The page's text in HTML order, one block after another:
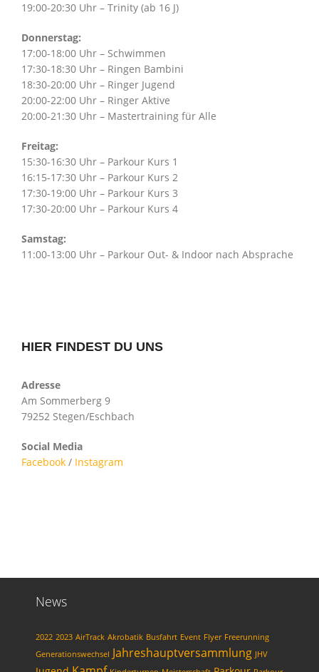
19:00-20:30 Uhr – Trinity (ab 16 J)
Donnerstag:
17:00-18:00 Uhr – Schwimmen
17:30-18:30 Uhr – Ringen Bambini
18:30-20:00 Uhr – Ringer Jugend
20:00-22:00 Uhr – Ringer Aktive
20:00-21:30 Uhr – Mastertraining für Alle
Freitag:
15:30-16:30 Uhr – Parkour Kurs 1
16:15-17:30 Uhr – Parkour Kurs 2
17:30-19:00 Uhr – Parkour Kurs 3
17:30-20:00 Uhr – Parkour Kurs 4
Samstag:
11:00-13:00 Uhr – Parkour Out- & Indoor nach Absprache
HIER FINDEST DU UNS
Adresse
Am Sommerberg 9
79252 Stegen/Eschbach
Social Media
Facebook / Instagram
News
2022 2023 AirTrack Akrobatik Busfahrt Event Flyer Freerunning
Generationswechsel Jahreshauptversammlung JHV